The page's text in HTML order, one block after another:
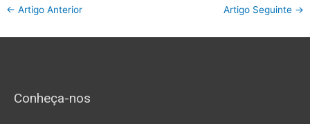
← Artigo Anterior Artigo Seguinte →
Conheça-nos